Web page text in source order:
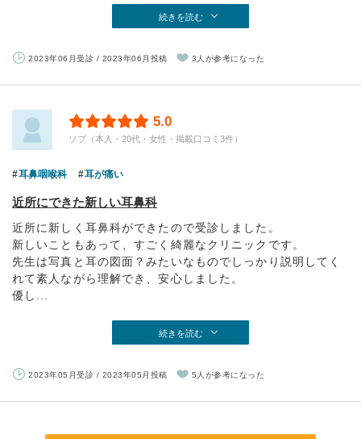
続きを読む
2023年06月受診 / 2023年06月投稿 3人が参考になった
5.0
ソブ（本人・20代・女性・掲載口コミ3件）
耳鼻咽喉科 耳が痛い
近所にできた新しい耳鼻科
近所に新しく耳鼻科ができたので受診しました。
新しいこともあって、すごく綺麗なクリニックです。
先生は写真と耳の図面？みたいなものでしっかり説明してく
れて素人ながら理解でき、安心しました。
優し...
続きを読む
2023年05月受診 / 2023年05月投稿 5人が参考になった